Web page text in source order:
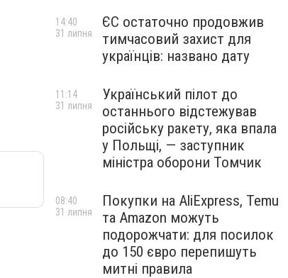
ЄС остаточно продовжив
тимчасовий захист для
українців: названо дату
14:40
31 липня
Український пілот до
останнього відстежував
російську ракету, яка впала
у Польщі, — заступник
міністра оборони Томчик
11:14
31 липня
Покупки на AliExpress, Temu
та Amazon можуть
подорожчати: для посилок
до 150 євро перепишуть
митні правила
08:40
31 липня